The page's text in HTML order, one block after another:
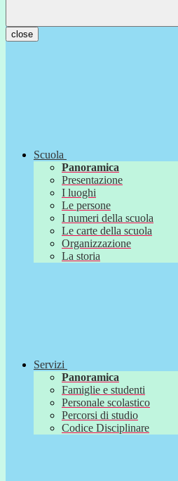
close
Scuola
Panoramica
Presentazione
I luoghi
Le persone
I numeri della scuola
Le carte della scuola
Organizzazione
La storia
Servizi
Panoramica
Famiglie e studenti
Personale scolastico
Percorsi di studio
Codice Disciplinare